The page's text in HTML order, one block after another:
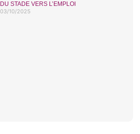
DU STADE VERS L’EMPLOI
03/10/2025